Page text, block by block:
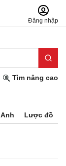
Đăng nhập
Tìm nâng cao
Lược đồ